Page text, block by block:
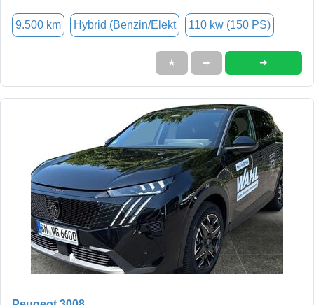
9.500 km Hybrid (Benzin/Elekt 110 kw (150 PS)
★ ➦ ➜